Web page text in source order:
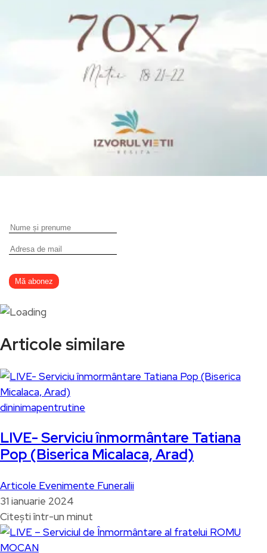
Articole similare
dininimapentrutine
LIVE- Serviciu înmormântare Tatiana
Pop (Biserica Micalaca, Arad)
Articole Evenimente Funeralii
31 ianuarie 2024
Citești într-un minut